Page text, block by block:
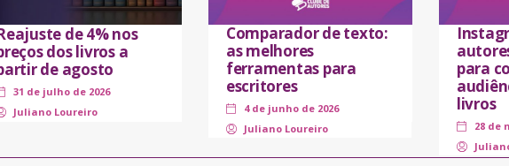
de 4% nos
dos livros a
de agosto
31 de julho de 2026
Juliano Loureiro
Comparador de texto:
as melhores
ferramentas para
escritores
4 de junho de 2026
Juliano Loureiro
para
livros
28 de